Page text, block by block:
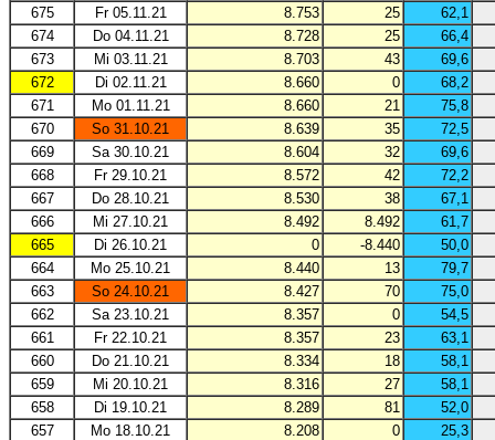
675
Fr 05.11.21 8.753 25
62,1
674
Do 04.11.21 8.728 25
66,4
673
Mi 03.11.21 8.703 43
69,6
672
Di 02.11.21 8.660 0
68,2
671
Mo 01.11.21 8.660 21
75,8
670
So 31.10.21 8.639 35
72,5
669
Sa 30.10.21 8.604 32
69,6
668
Fr 29.10.21 8.572 42
72,2
667
Do 28.10.21 8.530 38
67,1
666
Mi 27.10.21 8.492 8.492
61,7
665
Di 26.10.21 0 -8.440
50,0
664
Mo 25.10.21 8.440 13
79,7
663
So 24.10.21 8.427 70
75,0
662
Sa 23.10.21 8.357 0
54,5
661
Fr 22.10.21 8.357 23
63,1
660
Do 21.10.21 8.334 18
58,1
659
Mi 20.10.21 8.316 27
58,1
658
Di 19.10.21 8.289 81
52,0
657
Mo 18.10.21 8.208 0
25,3